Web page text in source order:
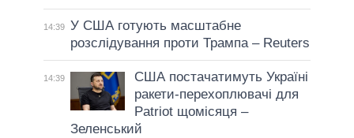
14:39 У США готують масштабне
розслідування проти Трампа – Reuters
14:39
США постачатимуть Україні
ракети-перехоплювачі для
Patriot щомісяця –
Зеленський